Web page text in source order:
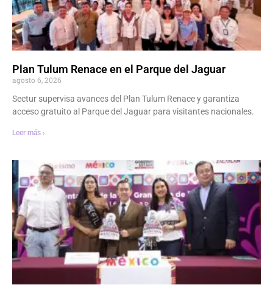
Plan Tulum Renace en el Parque del Jaguar
agosto 6, 2026
Sectur supervisa avances del Plan Tulum Renace y garantiza
acceso gratuito al Parque del Jaguar para visitantes nacionales.
Leer más ›